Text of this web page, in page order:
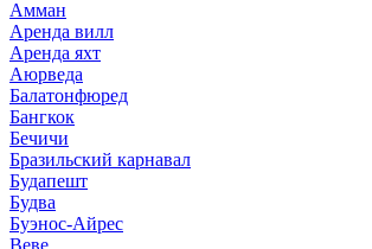
Амман
Аренда вилл
Аренда яхт
Аюрведа
Балатонфюред
Бангкок
Бечичи
Бразильский карнавал
Будапешт
Будва
Буэнос-Айрес
Веве